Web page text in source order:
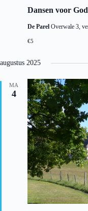
Dansen voor
De Parel Overwale 3,
€5
augustus 2025
MA
4